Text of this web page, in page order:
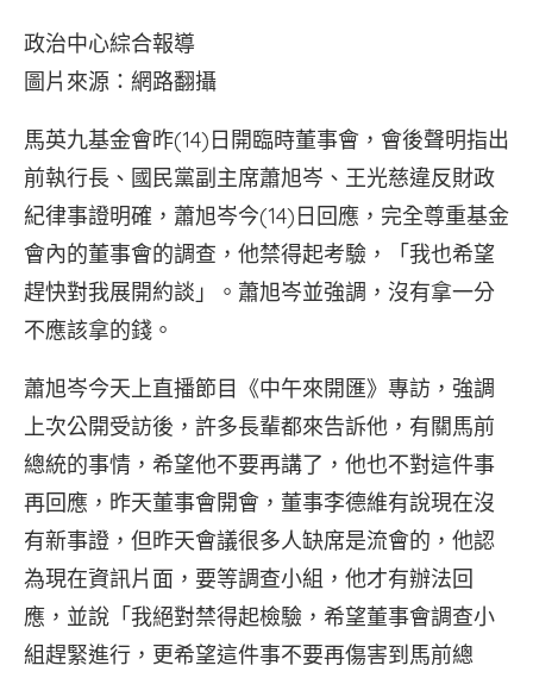
政治中心綜合報導
圖片來源：網路翻攝
馬英九基金會昨(14)日開臨時董事會，會後聲明指出
前執行長、國民黨副主席蕭旭岑、王光慈違反財政
紀律事證明確，蕭旭岑今(14)日回應，完全尊重基金
會內的董事會的調查，他禁得起考驗，「我也希望
趕快對我展開約談」。蕭旭岑並強調，沒有拿一分
不應該拿的錢。
蕭旭岑今天上直播節目《中午來開匯》專訪，強調
上次公開受訪後，許多長輩都來告訴他，有關馬前
總統的事情，希望他不要再講了，他也不對這件事
再回應，昨天董事會開會，董事李德維有說現在沒
有新事證，但昨天會議很多人缺席是流會的，他認
為現在資訊片面，要等調查小組，他才有辦法回
應，並說「我絕對禁得起檢驗，希望董事會調查小
組趕緊進行，更希望這件事不要再傷害到馬前總